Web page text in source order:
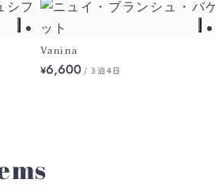
Vanina
¥6,600/ 3泊4日